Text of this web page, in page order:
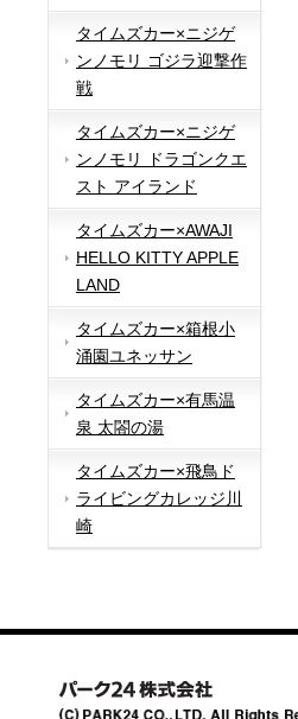
タイムズカー×ニジゲ
ンノモリ ゴジラ迎撃作
戦
タイムズカー×ニジゲ
ンノモリ ドラゴンクエ
スト アイランド
タイムズカー×AWAJI
HELLO KITTY APPLE
LAND
タイムズカー×箱根小
涌園ユネッサン
タイムズカー×有馬温
泉 太閤の湯
タイムズカー×飛鳥ド
ライビングカレッジ川
崎